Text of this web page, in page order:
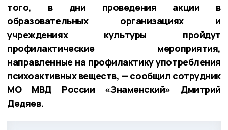
того, в дни проведения акции в
образовательных организациях и
учреждениях культуры пройдут
профилактические мероприятия,
направленные на профилактику употребления
психоактивных веществ, — сообщил сотрудник
МО МВД России «Знаменский» Дмитрий
Дедяев.